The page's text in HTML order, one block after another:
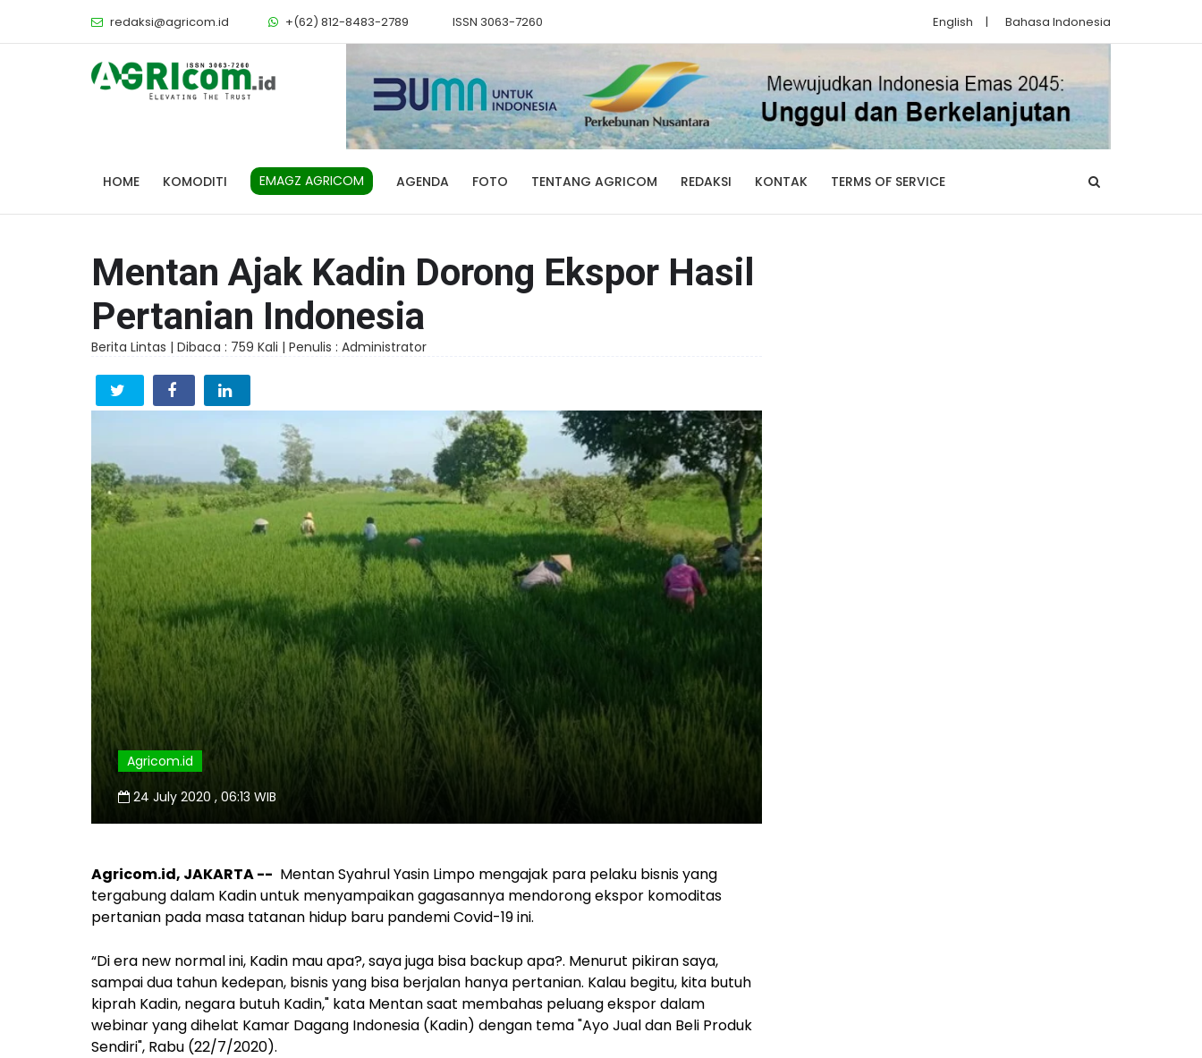
redaksi@agricom.id +(62) 812-8483-2789 ISSN 3063-7260 English | Bahasa Indonesia
HOME KOMODITI EMAGZ AGRICOM AGENDA FOTO TENTANG AGRICOM REDAKSI KONTAK TERMS OF SERVICE
Mentan Ajak Kadin Dorong Ekspor Hasil
Pertanian Indonesia
Berita Lintas | Dibaca : 759 Kali | Penulis : Administrator
Agricom.id
24 July 2020 , 06:13 WIB
Agricom.id, JAKARTA -- Mentan Syahrul Yasin Limpo mengajak para pelaku bisnis yang
tergabung dalam Kadin untuk menyampaikan gagasannya mendorong ekspor komoditas
pertanian pada masa tatanan hidup baru pandemi Covid-19 ini.
“Di era new normal ini, Kadin mau apa?, saya juga bisa backup apa?. Menurut pikiran saya,
sampai dua tahun kedepan, bisnis yang bisa berjalan hanya pertanian. Kalau begitu, kita butuh
kiprah Kadin, negara butuh Kadin," kata Mentan saat membahas peluang ekspor dalam
webinar yang dihelat Kamar Dagang Indonesia (Kadin) dengan tema "Ayo Jual dan Beli Produk
Sendiri", Rabu (22/7/2020).